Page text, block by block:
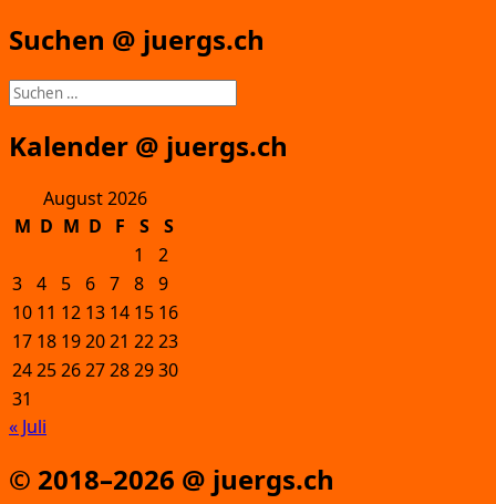
Suchen @ juergs.ch
Suchen
nach:
Kalender @ juergs.ch
August 2026
M D M D F S
S
1
2
3 4 5 6 7 8 9
10 11 12 13 14 15 16
17 18 192021 2223
24252627282930
31
« Juli
© 2018–2026 @ juergs.ch